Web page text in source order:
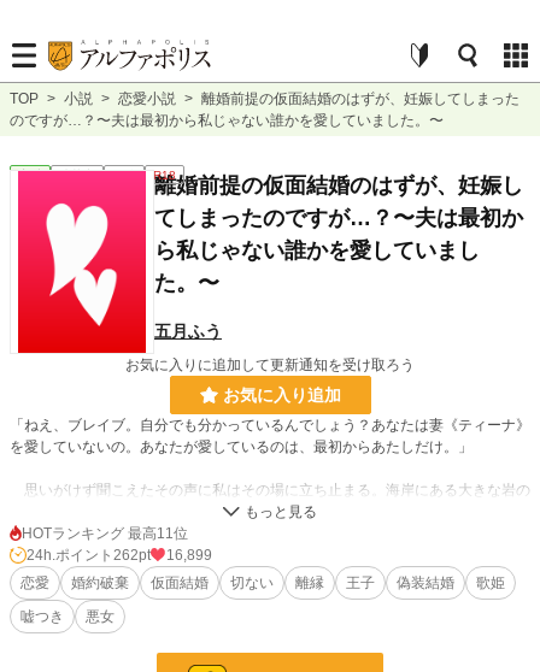
TOP > 小説 > 恋愛小説 > 離婚前提の仮面結婚のはずが、妊娠してしまった
のですが…？〜夫は最初から私じゃない誰かを愛していました。〜
恋愛 連載中 長編 R18
離婚前提の仮面結婚のはずが、妊娠し
てしまったのですが…？〜夫は最初か
ら私じゃない誰かを愛していまし
た。〜
五月ふう
お気に入りに追加して更新通知を受け取ろう
お気に入り追加
「ねえ、ブレイブ。自分でも分かっているんでしょう？あなたは妻《ティーナ》
を愛していないの。あなたが愛しているのは、最初からあたしだけ。」
思いがけず聞こえたその声に私はその場に立ち止まる。海岸にある大きな岩の
影から、二人の男女が見つめ合っているのがはっきりと見えた。
「リリー……僕は……。」
「ずっと昔に約束したでしょう？二人で幸せになろうって。ねえ、ブレイブ思い
出して。」
HOTランキング 最高11位
24h.ポイント 262pt
16,899
恋愛
婚約破棄 仮面結婚 切ない 離縁 王子 偽装結婚
歌姫
嘘つき
悪女